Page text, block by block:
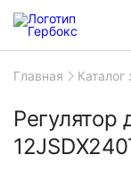
Главная Каталог
Регулятор